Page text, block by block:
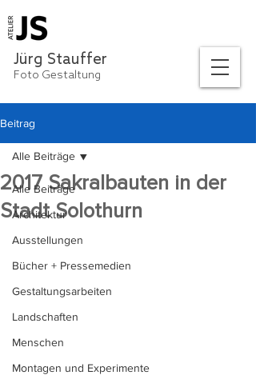
Jürg Stauffer
Foto Gestaltung
Beitrag
Alle Beiträge
Architektur
Ausstellungen
Bücher + Pressemedien
Gestaltungsarbeiten
Landschaften
Menschen
Montagen und Experimente
Alle Beiträge
2017 Sakralbauten in der
Stadt Solothurn